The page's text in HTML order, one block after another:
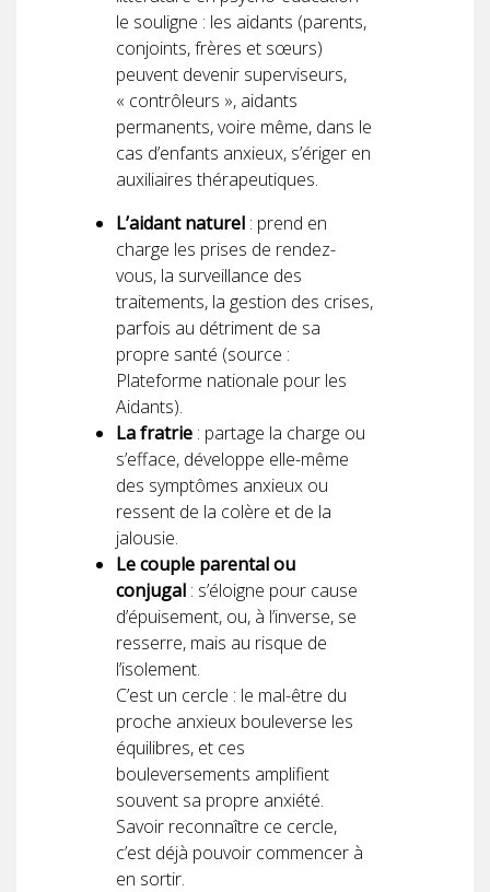
le souligne : les aidants (parents,
conjoints, frères et sœurs)
peuvent devenir superviseurs,
« contrôleurs », aidants
permanents, voire même, dans le
cas d’enfants anxieux, s’ériger en
auxiliaires thérapeutiques.
L’aidant naturel : prend en
charge les prises de rendez-
vous, la surveillance des
traitements, la gestion des crises,
parfois au détriment de sa
propre santé (source :
Plateforme nationale pour les
Aidants).
La fratrie : partage la charge ou
s’efface, développe elle-même
des symptômes anxieux ou
ressent de la colère et de la
jalousie.
Le couple parental ou
conjugal : s’éloigne pour cause
d’épuisement, ou, à l’inverse, se
resserre, mais au risque de
l’isolement.
C’est un cercle : le mal-être du
proche anxieux bouleverse les
équilibres, et ces
bouleversements amplifient
souvent sa propre anxiété.
Savoir reconnaître ce cercle,
c’est déjà pouvoir commencer à
en sortir.